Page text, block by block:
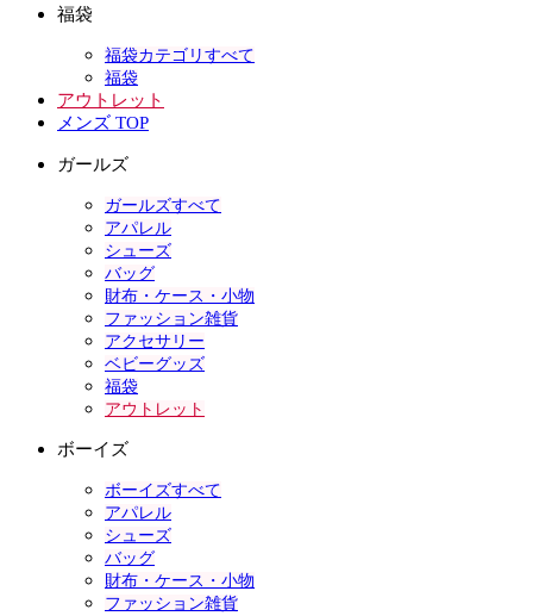
福袋
福袋カテゴリすべて
福袋
アウトレット
メンズ TOP
ガールズ
ガールズすべて
アパレル
シューズ
バッグ
財布・ケース・小物
ファッション雑貨
アクセサリー
ベビーグッズ
福袋
アウトレット
ボーイズ
ボーイズすべて
アパレル
シューズ
バッグ
財布・ケース・小物
ファッション雑貨